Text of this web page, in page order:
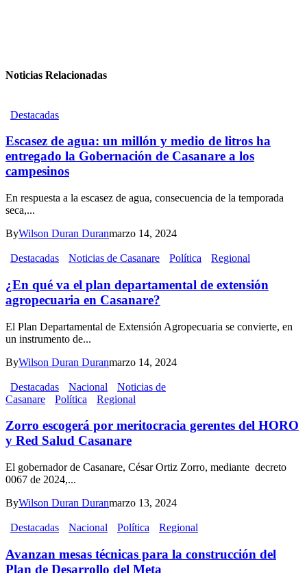
Noticias Relacionadas
Destacadas
Escasez de agua: un millón y medio de litros ha
entregado la Gobernación de Casanare a los
campesinos
En respuesta a la escasez de agua, consecuencia de la temporada
seca,...
ByWilson Duran Duranmarzo 14, 2024
Destacadas Noticias de Casanare Política Regional
¿En qué va el plan departamental de extensión
agropecuaria en Casanare?
El Plan Departamental de Extensión Agropecuaria se convierte, en
un instrumento de...
ByWilson Duran Duranmarzo 14, 2024
Destacadas Nacional
Noticias de
Casanare
Política Regional
Zorro escogerá por meritocracia gerentes del HORO
y Red Salud Casanare
El gobernador de Casanare, César Ortiz Zorro, mediante decreto
0067 de 2024,...
ByWilson Duran Duranmarzo 13, 2024
Destacadas Nacional Política Regional
Avanzan mesas técnicas para la construcción del
Plan de Desarrollo del Meta